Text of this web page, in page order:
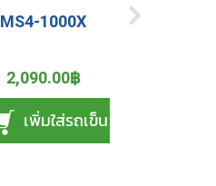
MS4-1000X
2,090.00฿
เพิ่มใส่รถเข็น